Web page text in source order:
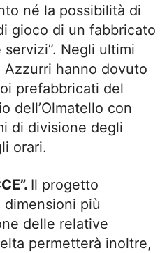
né la possibilità di
gioco di un fabbricato
Negli ultimi
hanno dovuto
prefabbricati del
dell’Olmatello con
di divisione degli
orari.
Il progetto
più
delle relative
permetterà inoltre,